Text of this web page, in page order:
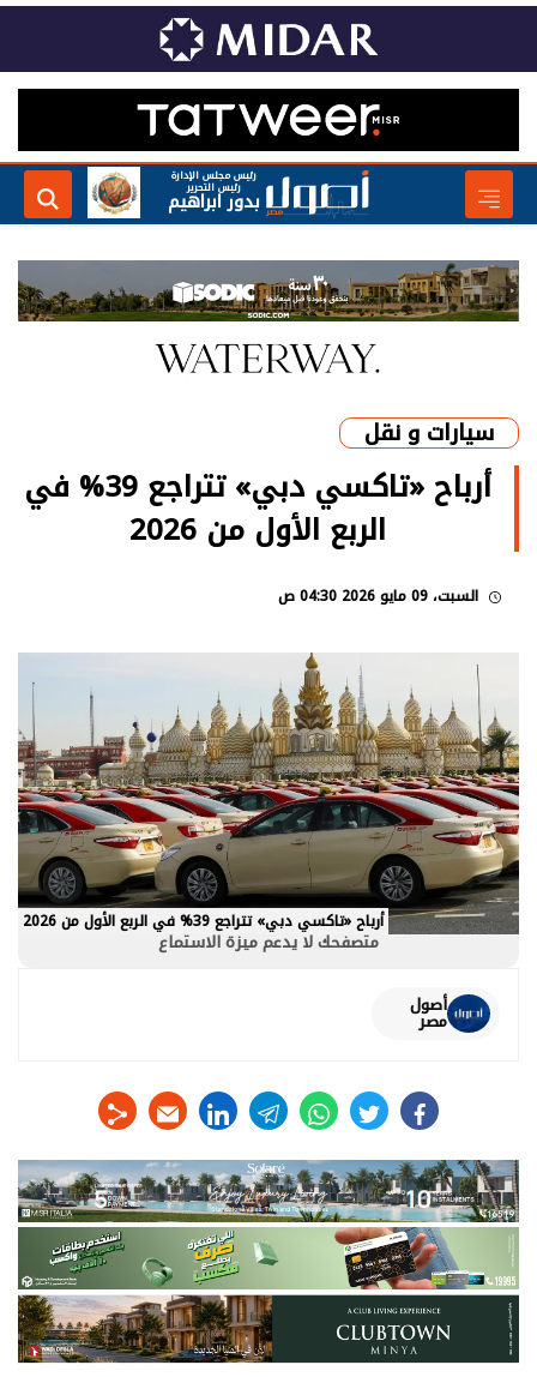
رئيس مجلس الإدارة
رئيس التحرير
بدور ابراهيم
سيارات و نقل
أرباح «تاكسي دبي» تتراجع 39% في
الربع الأول من 2026
السبت، 09 مايو 2026 04:30 ص
أرباح «تاكسي دبي» تتراجع 39% في الربع الأول من 2026
متصفحك لا يدعم ميزة الاستماع
أصول
مصر
facebook
twitter
whats
telegram
linkedin